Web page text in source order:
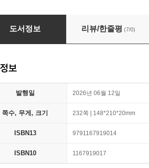
시민, 왜 청년은 지방을 탈출하는가
도서정보 리뷰/한줄평 (7/0)
보
발행일 2026년 06월 12일
쪽수, 무게, 크기 232쪽 | 148*210*20mm
ISBN13 9791167919014
ISBN10 1167919017